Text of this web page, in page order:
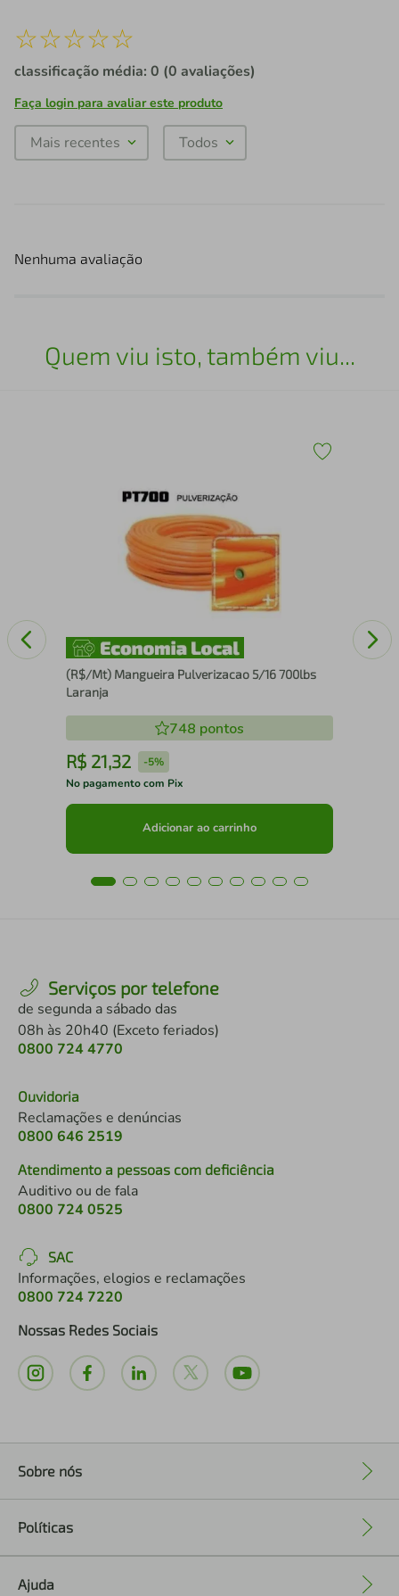
☆☆☆☆☆
classificação média: 0 (0 avaliações)
Faça login para avaliar este produto
Mais recentes Todos
Nenhuma avaliação
Quem viu isto, também viu...
(R$/Mt) Mangueira Pulverizacao 5/16 700lbs
Laranja
748 pontos
R$ 21,32 -5%
No pagamento com Pix
Adicionar ao carrinho
Serviços por telefone
de segunda a sábado das
08h às 20h40 (Exceto feriados)
0800 724 4770
Ouvidoria
Reclamações e denúncias
0800 646 2519
Atendimento a pessoas com deficiência
Auditivo ou de fala
0800 724 0525
SAC
Informações, elogios e reclamações
0800 724 7220
Nossas Redes Sociais
Sobre nós
Políticas
Ajuda